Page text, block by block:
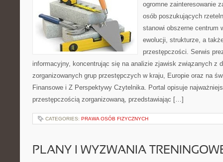
ogromne zainteresowanie
osób poszukujących
stanowi obszerne centrum
ewolucji, strukturze, a
przestępczości. Serwis
informacyjny, koncentrując się na analizie zjawisk związanych z
zorganizowanych grup przestępczych w kraju, Europie oraz na
Finansowe i Z Perspektywy Czytelnika. Portal opisuje
przestępczością zorganizowaną, przedstawiając […]
CATEGORIES: PRAWA OSÓB FIZYCZNYCH
PLANY I WYZWANIA